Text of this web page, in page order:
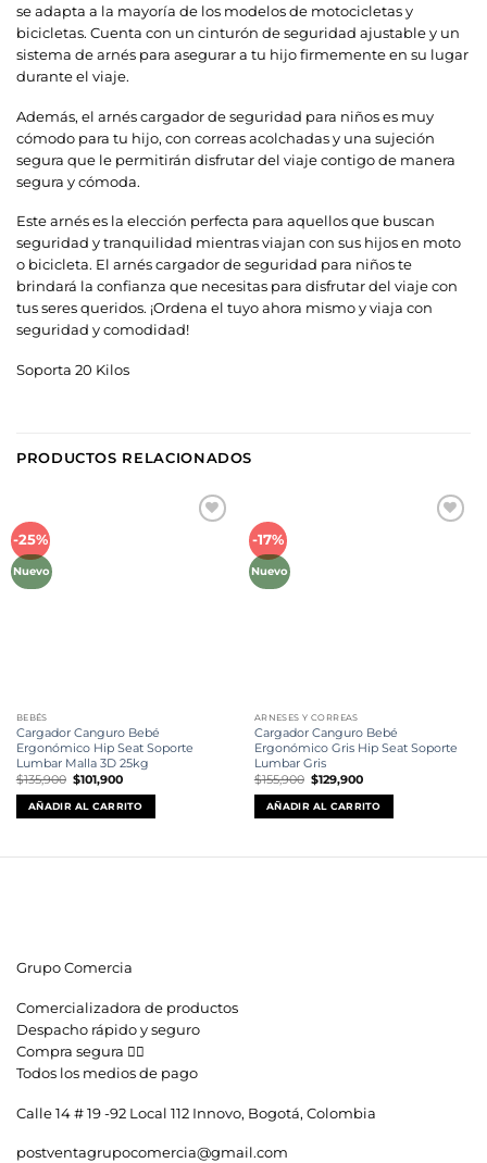
se adapta a la mayoría de los modelos de motocicletas y
bicicletas. Cuenta con un cinturón de seguridad ajustable y un
sistema de arnés para asegurar a tu hijo firmemente en su lugar
durante el viaje.
Además, el arnés cargador de seguridad para niños es muy
cómodo para tu hijo, con correas acolchadas y una sujeción
segura que le permitirán disfrutar del viaje contigo de manera
segura y cómoda.
Este arnés es la elección perfecta para aquellos que buscan
seguridad y tranquilidad mientras viajan con sus hijos en moto
o bicicleta. El arnés cargador de seguridad para niños te
brindará la confianza que necesitas para disfrutar del viaje con
tus seres queridos. ¡Ordena el tuyo ahora mismo y viaja con
seguridad y comodidad!
Soporta 20 Kilos
PRODUCTOS RELACIONADOS
-25%
Nuevo
BEBÉS
Cargador Canguro Bebé
Ergonómico Hip Seat Soporte
Lumbar Malla 3D 25kg
$135,900 El
precio
original
era:
$135,900.
$101,900El
actual
es:
$101,900.
AÑADIR AL CARRITO
-17%
Nuevo
ARNESES Y CORREAS
Cargador Canguro Bebé
Ergonómico Gris Hip Seat Soporte
Lumbar Gris
$155,900 El
precio
original
era:
$155,900.
$129,900El
actual
es:
$129,900.
AÑADIR AL CARRITO
Grupo Comercia
Comercializadora de productos
Despacho rápido y seguro
Compra segura 👇🏼
Todos los medios de pago
Calle 14 # 19 -92 Local 112 Innovo, Bogotá, Colombia
postventagrupocomercia@gmail.com